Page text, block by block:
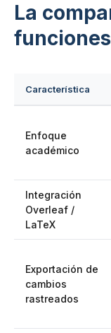
La
Característica
Enfoque
académico
Integración
Overleaf /
LaTeX
Exportación de
cambios
rastreados